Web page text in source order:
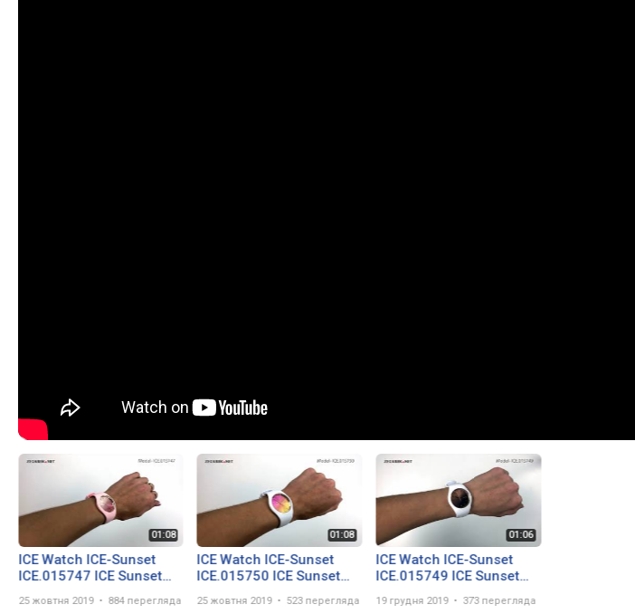
ICE Watch ICE-Sunset
ICE.015747 ICE Sunset
Zegarek.net
25 жовтня 2019 884 перегляда
ICE Watch ICE-Sunset
ICE.015750 ICE Sunset
Zegarek.net
25 жовтня 2019 523 перегляда
ICE Watch ICE-Sunset
ICE.015749 ICE Sunset
Zegarek.net
19 грудня 2019 373 перегляда